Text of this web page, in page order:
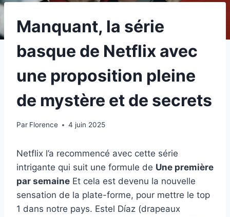
Manquant, la série
basque de Netflix avec
une proposition pleine
de mystère et de secrets
Par Florence 4 juin 2025
Netflix l’a recommencé avec cette série
intrigante qui suit une formule de Une première
par semaine Et cela est devenu la nouvelle
sensation de la plate-forme, pour mettre le top
1 dans notre pays. Estel Díaz (drapeaux